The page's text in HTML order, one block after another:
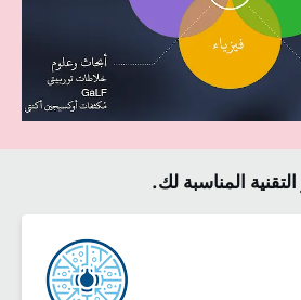
المناسبة لك.